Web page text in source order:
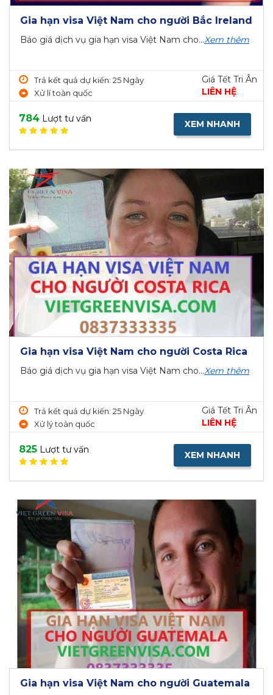
Gia hạn visa Việt Nam cho người Bắc Ireland
Báo giá dịch vụ gia hạn visa Việt Nam cho...Xem thêm
Trả kết quả dự kiến: 25 Ngày
Xử lí toàn quốc
Giá Tết Tri Ân
LIÊN HỆ
784 Lượt tư vấn XEM NHANH
Gia hạn visa Việt Nam cho người Costa Rica
Báo giá dịch vụ gia hạn visa Việt Nam cho...Xem thêm
Trả kết quả dự kiến: 25 Ngày
Xử lý toàn quốc
Giá Tết Tri Ân
LIÊN HỆ
825 Lượt tư vấn XEM NHANH
Gia hạn visa Việt Nam cho người Guatemala